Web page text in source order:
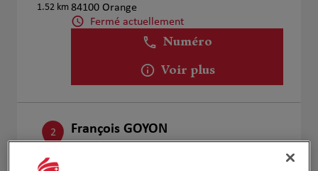
1.52 km 84100 Orange
Fermé actuellement
Numéro
Voir plus
2
17.07
François GOYON